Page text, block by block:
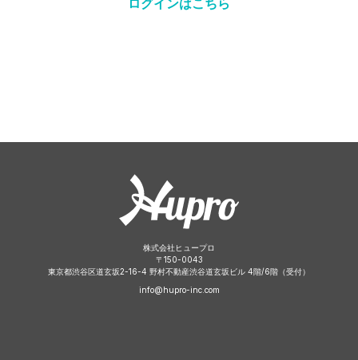
ログインはこちら
株式会社ヒュープロ
〒 150-0043
東京都渋谷区道玄坂2-16-4 野村不動産渋谷道玄坂ビル 4階/6階（受付）
info@hupro-inc.com